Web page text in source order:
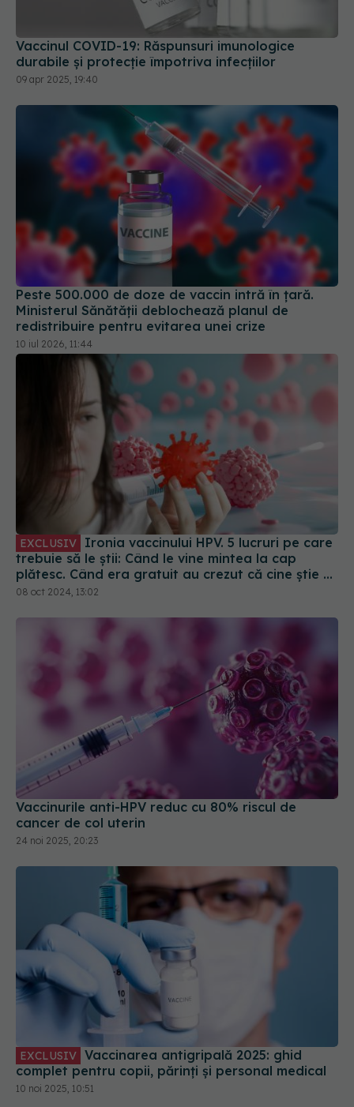
Vaccinul COVID-19: Răspunsuri imunologice
durabile și protecție împotriva infecțiilor
09 apr 2025, 19:40
Peste 500.000 de doze de vaccin intră în țară.
Ministerul Sănătății deblochează planul de
redistribuire pentru evitarea unei crize
10 iul 2026, 11:44
EXCLUSIV
trebuie să le știi: Când le vine mintea la cap
plătesc. Când era gratuit au crezut că cine știe ce
le face
08 oct 2024, 13:02
Vaccinurile anti-HPV reduc cu 80% riscul de
cancer de col uterin
24 noi 2025, 20:23
complet pentru copii, părinți și personal medical
10 noi 2025, 10:51